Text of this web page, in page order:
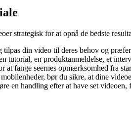
strategisk for at opnå de bedste
tilpas din video til deres behov og
tutorial, en produktanmeldelse, et
at fange seernes opmærksomhed fra
bør du sikre, at dine
en handling efter at have set